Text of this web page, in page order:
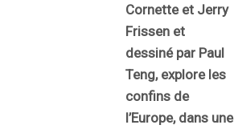
Cornette et Jerry
Frissen et
dessiné par Paul
Teng, explore les
confins de
l’Europe, dans une